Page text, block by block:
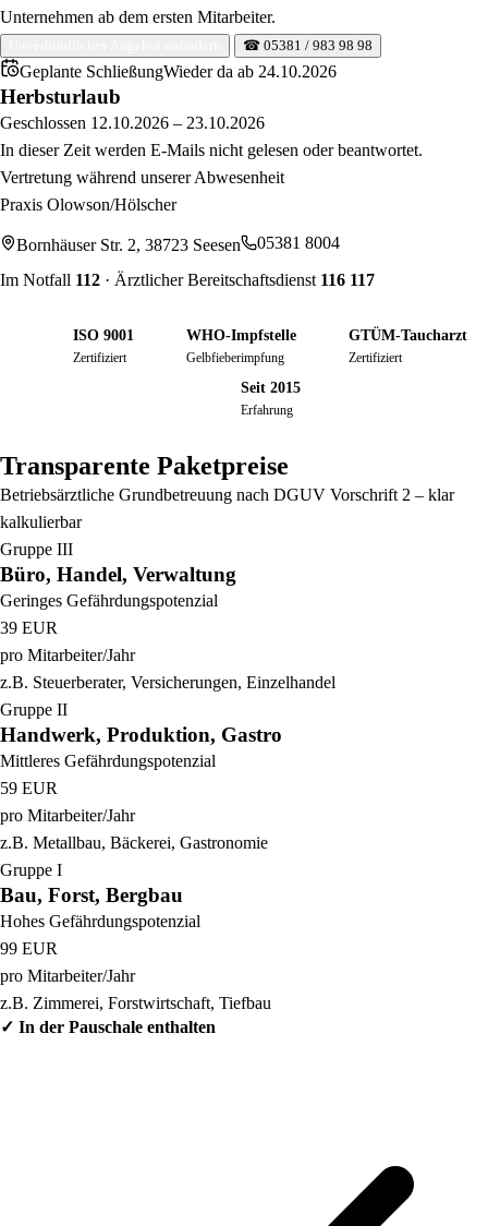
Unternehmen ab dem ersten Mitarbeiter.
☎ 05381 / 983 98 98
Geplante SchließungWieder da ab 24.10.2026
Herbsturlaub
Geschlossen 12.10.2026 – 23.10.2026
In dieser Zeit werden E-Mails nicht gelesen oder beantwortet.
Vertretung während unserer Abwesenheit
Praxis Olowson/Hölscher
Bornhäuser Str. 2, 38723 Seesen 05381 8004
Im Notfall 112 · Ärztlicher Bereitschaftsdienst 116 117
ISO 9001
Zertifiziert
WHO-Impfstelle
Gelbfieberimpfung
GTÜM-Taucharzt
Zertifiziert
Seit 2015
Erfahrung
Transparente Paketpreise
Betriebsärztliche Grundbetreuung nach DGUV Vorschrift 2 – klar
kalkulierbar
Gruppe III
Büro, Handel, Verwaltung
Geringes Gefährdungspotenzial
39 EUR
pro Mitarbeiter/Jahr
z.B. Steuerberater, Versicherungen, Einzelhandel
Gruppe II
Handwerk, Produktion, Gastro
Mittleres Gefährdungspotenzial
59 EUR
pro Mitarbeiter/Jahr
z.B. Metallbau, Bäckerei, Gastronomie
Gruppe I
Bau, Forst, Bergbau
Hohes Gefährdungspotenzial
99 EUR
pro Mitarbeiter/Jahr
z.B. Zimmerei, Forstwirtschaft, Tiefbau
✓ In der Pauschale enthalten